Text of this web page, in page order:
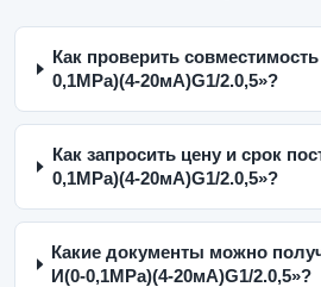
Как проверить
0,1MPa)(4-20мА)G1/2.0,5»?
Как запросить цену и срок
0,1MPa)(4-20мА)G1/2.0,5»?
Какие документы можно
И(0-0,1MPa)(4-20мА)G1/2.0,5»?